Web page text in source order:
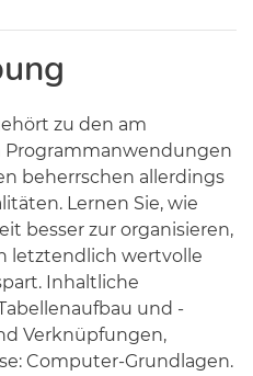
zu den am
beherrschen allerdings
Lernen Sie, wie
besser zur organisieren,
letztendlich wertvolle
Inhaltliche
und -
Verknüpfungen,
Computer-Grundlagen.